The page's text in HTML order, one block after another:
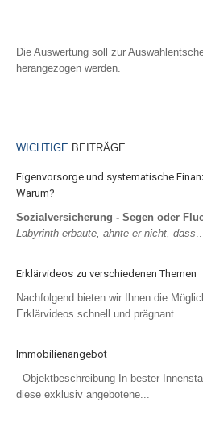
PKW (gewerbliche Nutzung)
ALTERSVORSORGE
PRIVATE ALTERSVORSORGE
Private Rentenversicherung
Riester-Rente
Rentenversicherung gegen Einmalbeitrag
BETRIEBLICHE ALTERSVORSORGE
Unterstützungskasse
Pensionskasse
Pensionsfonds
Die Auswertung soll zur
herangezogen werden.
WICHTIGE BEITRÄGE
Eigenvorsorge und systematische
Warum?
Sozialversicherung - Segen oder
Labyrinth erbaute, ahnte er nicht, dass
Erklärvideos zu verschiedenen Themen
Nachfolgend bieten wir Ihnen die
Erklärvideos schnell und prägnant...
Immobilienangebot
Objektbeschreibung In bester
diese exklusiv angebotene...